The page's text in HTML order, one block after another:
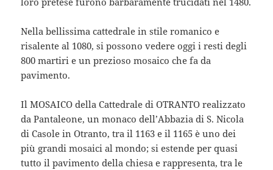
Nella bellissima cattedrale in stile romanico e
risalente al 1080, si possono vedere oggi i resti degli
800 martiri e un prezioso mosaico che fa da
pavimento.
Il MOSAICO della Cattedrale di OTRANTO realizzato
da Pantaleone, un monaco dell’Abbazia di S. Nicola
di Casole in Otranto, tra il 1163 e il 1165 è uno dei
più grandi mosaici al mondo; si estende per quasi
tutto il pavimento della chiesa e rappresenta, tra le